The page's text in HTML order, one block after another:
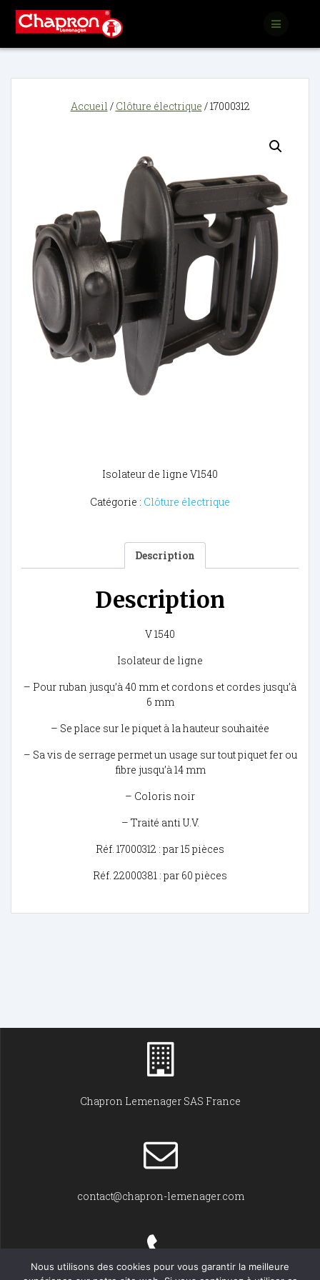
Accueil / Clôture électrique / 17000312
Isolateur de ligne V1540
Catégorie : Clôture électrique
Description
Description
V 1540
Isolateur de ligne
– Pour ruban jusqu’à 40 mm et cordons et cordes jusqu’à
6 mm
– Se place sur le piquet à la hauteur souhaitée
– Sa vis de serrage permet un usage sur tout piquet fer ou
fibre jusqu’à 14 mm
– Coloris noir
– Traité anti U.V.
Réf. 17000312 : par 15 pièces
Réf. 22000381 : par 60 pièces
Chapron Lemenager SAS France
contact@chapron-lemenager.com
Nous utilisons des cookies pour vous garantir la meilleure